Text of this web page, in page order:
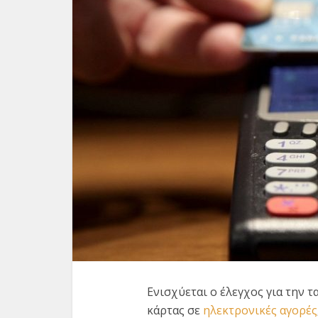
Ενισχύεται ο έλεγχος για την
κάρτας σε ηλεκτρονικές αγορές